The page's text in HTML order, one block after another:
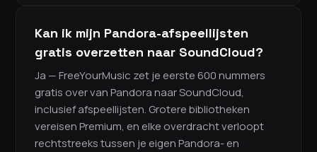
Kan ik mijn Pandora-afspeellijsten
gratis overzetten naar SoundCloud?
Ja — FreeYourMusic zet je eerste 600 nummers
gratis over van Pandora naar SoundCloud,
inclusief afspeellijsten. Grotere bibliotheken
vereisen Premium, en elke overdracht verloopt
rechtstreeks tussen je eigen Pandora- en